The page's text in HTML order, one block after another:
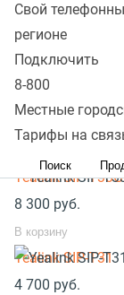
Свой
регионе
Подключить
8-800
Местные
Тарифы на
Поиск
Общее
Популярное
SIP
SIP
Yealink SIP-T33G
8 300 руб.
В корзину
Yealink SIP-T31
4 700 руб.